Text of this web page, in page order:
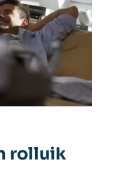
rolluik